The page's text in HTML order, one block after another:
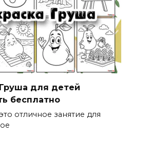
для детей
бесплатно
отличное занятие для